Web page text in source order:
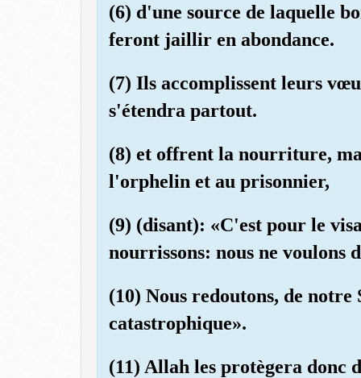
(6) d'une source de laquelle
feront jaillir en abondance.
(7) Ils accomplissent leurs
s'étendra partout.
(8) et offrent la nourriture,
l'orphelin et au prisonnier,
(9) (disant): «C'est pour le
nourrissons: nous ne voulons
(10) Nous redoutons, de
catastrophique».
(11) Allah les protègera donc